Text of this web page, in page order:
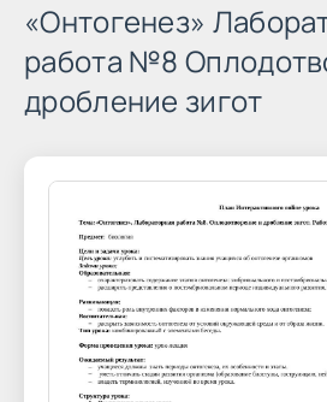
«Онтогенез»
работа №8
дробление зигот